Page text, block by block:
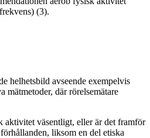
(3).
helhetsbild avseende exempelvis
mätmetoder, där rörelsemätare
aktivitet väsentligt, eller är det framför
liksom en del etiska